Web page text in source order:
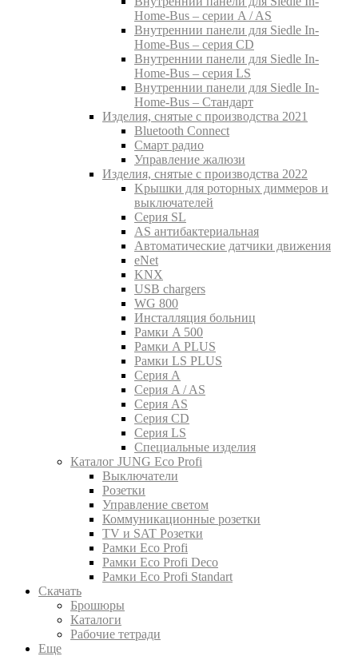
Home-Bus – серии A / AS
Внутреннии панели для Siedle In-
Home-Bus – серия CD
Внутреннии панели для Siedle In-
Home-Bus – серия LS
Внутреннии панели для Siedle In-
Home-Bus – Стандарт
Изделия, снятые с производства 2021
Bluetooth Connect
Смарт радио
Управление жалюзи
Изделия, снятые с производства 2022
Kрышки для роторных диммеров и
выключателей
Серия SL
AS антибактериальная
Aвтоматические датчики движения
eNet
KNX
USB chargers
WG 800
Инсталляция больниц
Рамки A 500
Рамки A PLUS
Рамки LS PLUS
Серия A
Серия A / AS
Серия AS
Серия CD
Серия LS
Специальные изделия
Каталог JUNG Eco Profi
Выключатели
Розетки
Управление светом
Коммуникационные розетки
TV и SAT Розетки
Рамки Eco Profi
Рамки Eco Profi Deco
Рамки Eco Profi Standart
Скачать
Брошюры
Каталоги
Рабочие тетради
Еще